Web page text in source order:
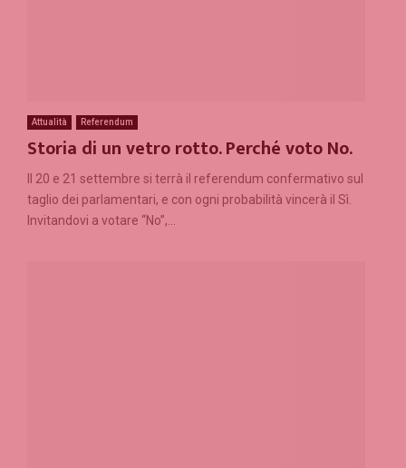
Attualità Referendum
Storia di un vetro rotto. Perché voto No.
Il 20 e 21 settembre si terrà il referendum confermativo sul
taglio dei parlamentari, e con ogni probabilità vincerà il Sì.
Invitandovi a votare “No”,...